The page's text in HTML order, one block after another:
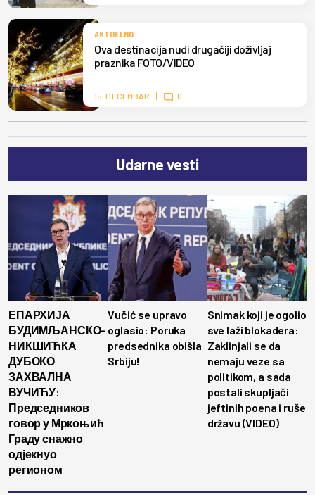
AKTUELNO
Ova destinacija nudi drugačiji doživljaj
praznika FOTO/VIDEO
15. DECEMBAR 0
Udarne vesti
ЕПАРХИЈА
БУДИМЉАНСКО-
НИКШИЋКА
ДУБОКО
ЗАХВАЛНА
ВУЧИЋУ:
Председников
говор у Мркоњић
Граду снажно
одјекнуо
регионом
Vučić se upravo
oglasio: Poruka
predsednika obišla
Srbiju!
Snimak koji je ogolio
sve laži blokadera:
Zaklinjali se da
nemaju veze sa
politikom, a sada
postali skupljači
jeftinih poena i ruše
državu (VIDEO)